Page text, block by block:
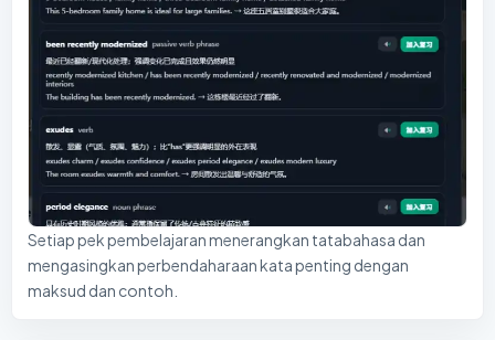
Setiap pek pembelajaran menerangkan tatabahasa dan
mengasingkan perbendaharaan kata penting dengan
maksud dan contoh.